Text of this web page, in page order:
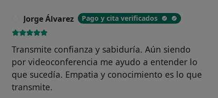
Jorge Álvarez Pago y cita verificados
Transmite confianza y sabiduría. Aún siendo
por videoconferencia me ayudo a entender lo
que sucedía. Empatia y conocimiento es lo que
transmite.